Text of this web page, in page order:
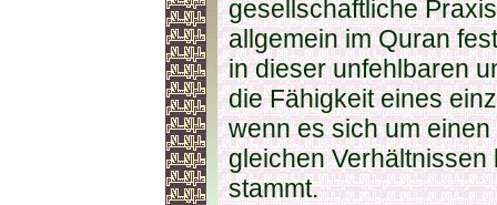
gesellschaftliche
allgemein im Quran
in dieser unfehlbaren
die Fähigkeit eines
wenn es sich um
gleichen
stammt.